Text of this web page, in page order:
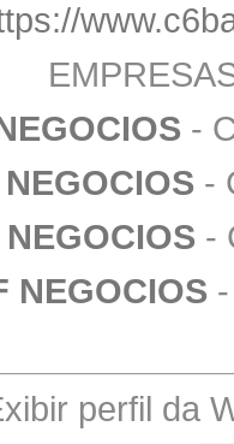
-
-
-
NEGOCIOS
perfil da